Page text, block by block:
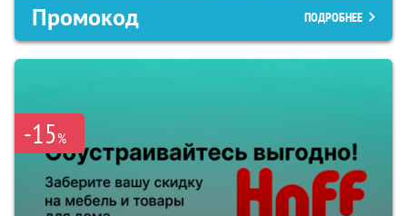
Промокод ПОДРОБНЕЕ
-15%